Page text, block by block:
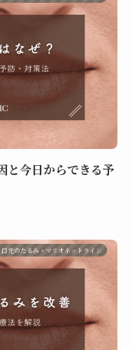
と今日からできる予
口元のたるみ・マリオネットライン